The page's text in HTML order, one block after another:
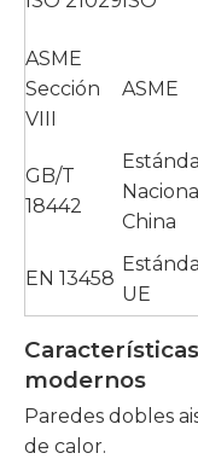
ASME
Sección
VIII
ASME
GB/T
18442
China
EN 13458
UE
modernos
Paredes dobles
de calor.